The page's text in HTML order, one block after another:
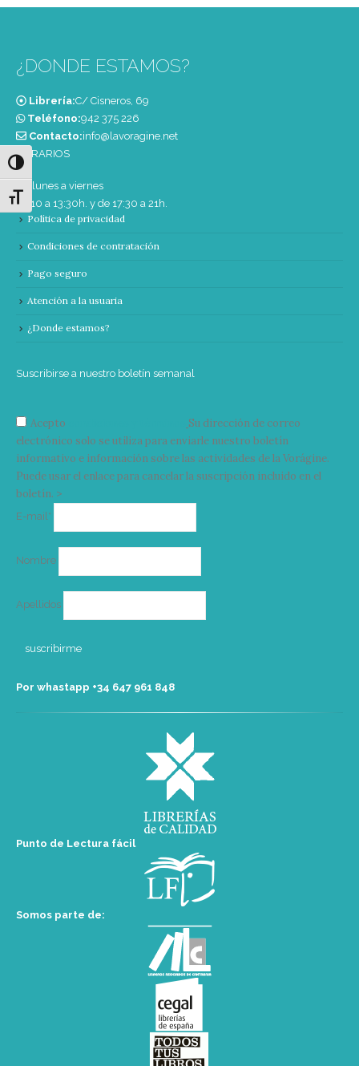
Alternar alto contraste
Alternar tamaño de letra
¿DONDE ESTAMOS?
Librería:C/ Cisneros, 69
Teléfono:‭942 375 226‬
Contacto:info@lavoragine.net
HORARIOS
De lunes a viernes
de 10 a 13:30h. y de 17:30 a 21h.
Política de privacidad
Condiciones de contratación
Pago seguro
Atención a la usuaria
¿Donde estamos?
Suscribirse a nuestro boletín semanal
Acepto
Su dirección de correo
electrónico solo se utiliza para enviarle nuestro boletín
informativo e información sobre las actividades de la Vorágine.
Puede usar el enlace para cancelar la suscripción incluido en el
boletín. >
E-mail*
Nombre
Apellidos
Por whastapp +34 ‭647 961 848‬
Punto de Lectura fácil
Somos parte de: